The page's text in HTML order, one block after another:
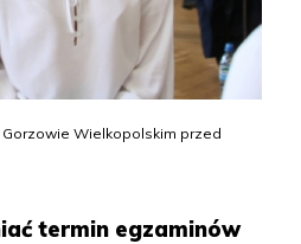
Gorzowie Wielkopolskim przed
termin egzaminów